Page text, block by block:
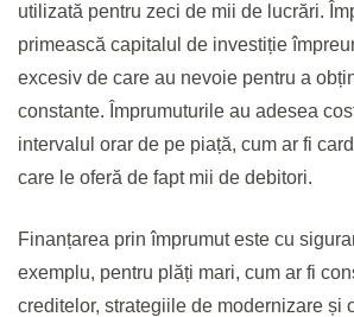
utilizată pentru zeci de mii de lucrări.
primească capitalul de investiție
excesiv de care au nevoie pentru a
constante. Împrumuturile au adesea
intervalul orar de pe piață, cum ar fi
care le oferă de fapt mii de debitori.
Finanțarea prin împrumut este cu
exemplu, pentru plăți mari, cum ar fi
creditelor, strategiile de modernizare și